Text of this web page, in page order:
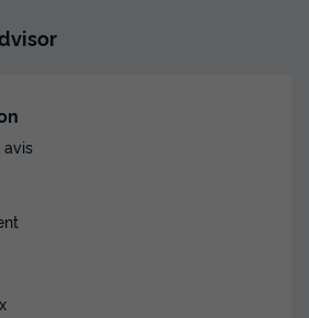
avis